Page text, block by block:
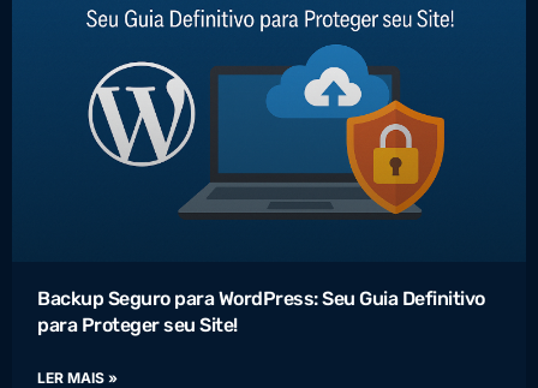
Backup Seguro para WordPress: Seu Guia Definitivo
para Proteger seu Site!
LER MAIS »